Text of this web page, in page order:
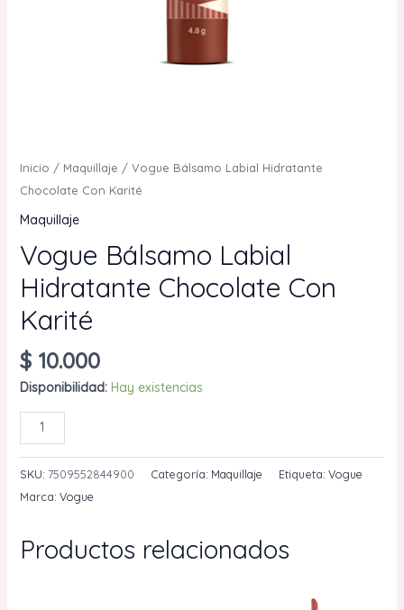
Inicio / Maquillaje / Vogue Bálsamo Labial Hidratante
Chocolate Con Karité
Maquillaje
Vogue Bálsamo Labial
Hidratante Chocolate Con
Karité
$10.000
Disponibilidad: Hay existencias
Vogue
Bálsamo
Labial
Hidratante
Karité
SKU: 7509552844900 Categoría: Maquillaje Etiqueta: Vogue
Marca: Vogue
Productos relacionados